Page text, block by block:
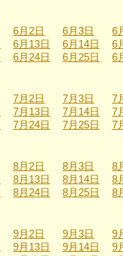
6月2日 6月3日
6
6月13日 6月14日
6
6月24日 6月25日 6
7月2日 7月3日
7
7月13日 7月14日
7
7月24日 7月25日 7
8月2日 8月3日
8
8月13日 8月14日
8
8月24日 8月25日 8
9月2日 9月3日
9
9月13日 9月14日
9